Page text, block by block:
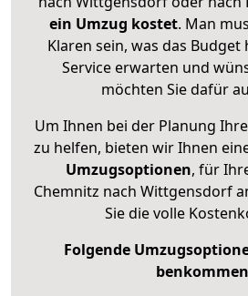
ein Umzug kostet. Man
Klaren sein, was das
Service erwarten und
möchten Sie dafür
Um Ihnen bei der Planung
zu helfen, bieten wir Ihnen
Umzugsoptionen, für
Chemnitz nach Wittgensdorf
Sie die volle
Folgende